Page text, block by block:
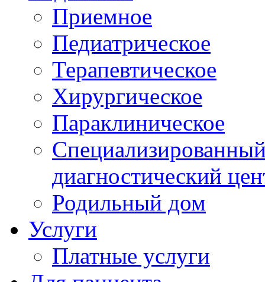
Приемное
Педиатрическое
Терапевтическое
Хирургическое
Параклиническое
диагностический
Родильный дом
Услуги
Платные услуги